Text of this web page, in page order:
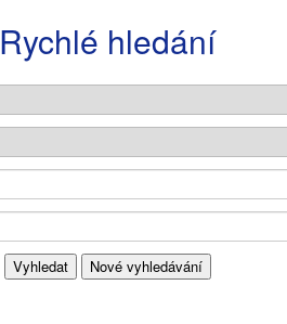
Rychlé hledání